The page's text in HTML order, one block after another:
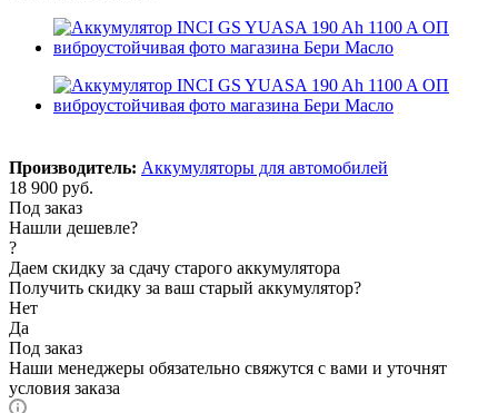
Производитель: Аккумуляторы для автомобилей
18 900 руб.
Под заказ
Нашли дешевле?
?
Даем скидку за сдачу старого аккумулятора
Получить скидку за ваш старый аккумулятор?
Нет
Да
Под заказ
Наши менеджеры обязательно свяжутся с вами и уточнят
условия заказа